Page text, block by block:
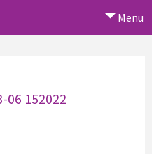
Menu
06 152022